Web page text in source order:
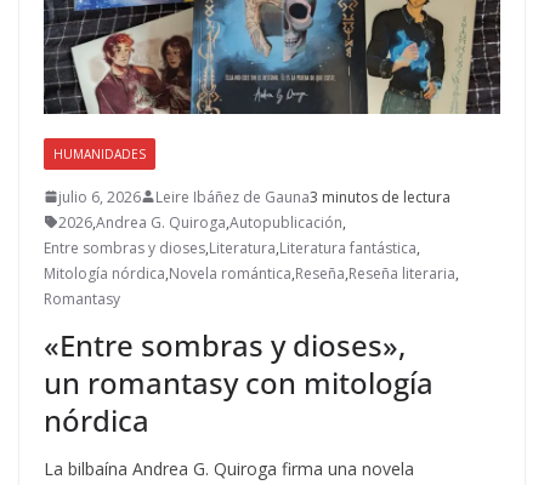
HUMANIDADES
julio 6, 2026 Leire Ibáñez de Gauna3 minutos de lectura
2026,Andrea G. Quiroga,Autopublicación,
Entre sombras y dioses,Literatura,Literatura fantástica,
Mitología nórdica,Novela romántica,Reseña,Reseña literaria,
Romantasy
«Entre sombras y dioses»,
un romantasy con mitología
nórdica
La bilbaína Andrea G. Quiroga firma una novela